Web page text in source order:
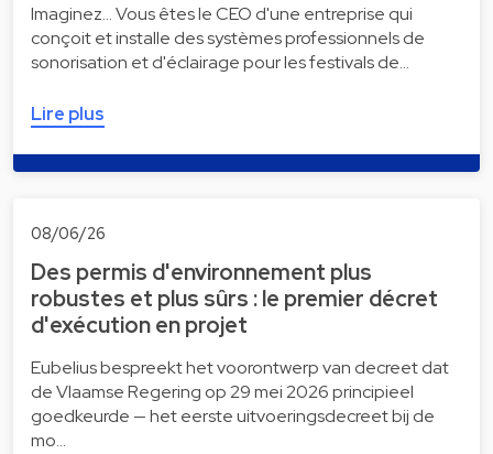
Imaginez... Vous êtes le CEO d'une entreprise qui
conçoit et installe des systèmes professionnels de
sonorisation et d'éclairage pour les festivals de…
Lire plus
08/06/26
Des permis d'environnement plus
robustes et plus sûrs : le premier décret
d'exécution en projet
Eubelius bespreekt het voorontwerp van decreet dat
de Vlaamse Regering op 29 mei 2026 principieel
goedkeurde — het eerste uitvoeringsdecreet bij de
mo…